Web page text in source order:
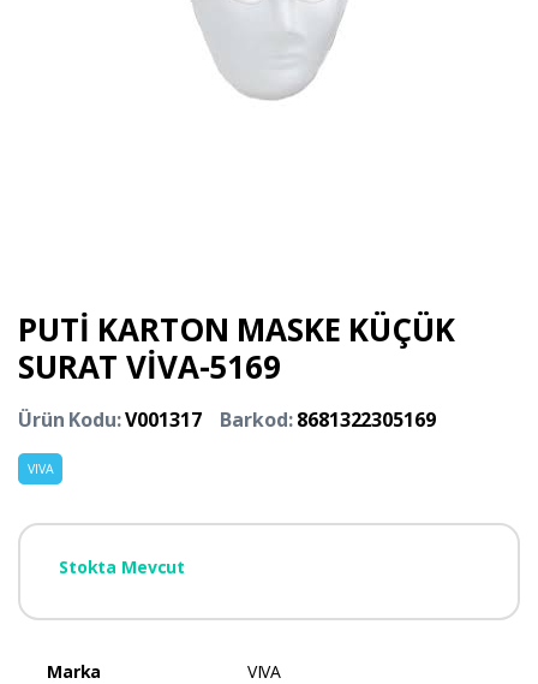
PUTİ KARTON MASKE KÜÇÜK
SURAT VİVA-5169
Ürün Kodu:V001317 Barkod:8681322305169
VIVA
Stokta Mevcut
Marka VIVA